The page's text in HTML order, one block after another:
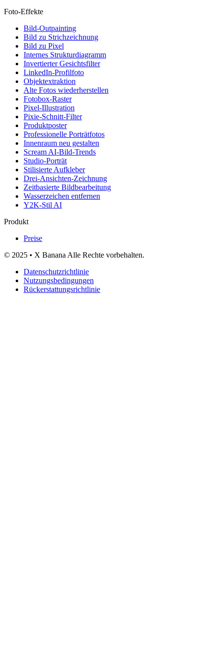
Foto-Effekte
Bild-Outpainting
Bild zu Strichzeichnung
Bild zu Pixel
Internes Strukturdiagramm
Invertierter Gesichtsfilter
LinkedIn-Profilfoto
Objektextraktion
Alte Fotos wiederherstellen
Fotobox-Raster
Pixel-Illustration
Pixie-Schnitt-Filter
Produktposter
Professionelle Porträtfotos
Innenraum neu gestalten
Scream AI-Bild-Trends
Studio-Porträt
Stilisierte Aufkleber
Drei-Ansichten-Zeichnung
Zeitbasierte Bildbearbeitung
Wasserzeichen entfernen
Y2K-Stil AI
Produkt
Preise
© 2025 • X Banana Alle Rechte vorbehalten.
Datenschutzrichtlinie
Nutzungsbedingungen
Rückerstattungsrichtlinie